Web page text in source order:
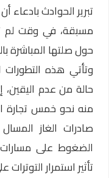
تبرير الحوادث
مسبقة، في وقت لم
حول صلتها المباشرة
وتأتي هذه
حالة من عدم اليقين،
منه نحو خمس تجارة
صادرات الغاز
الضغوط على
تأثير استمرار